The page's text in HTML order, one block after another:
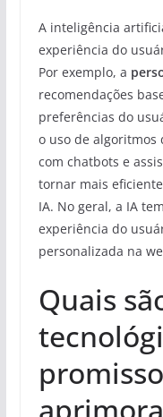
A inteligência
experiência do
Por exemplo, a
recomendações
preferências do
o uso de algoritmos
com chatbots e
tornar mais
IA. No geral, a IA
experiência do
personalizada na
Quais